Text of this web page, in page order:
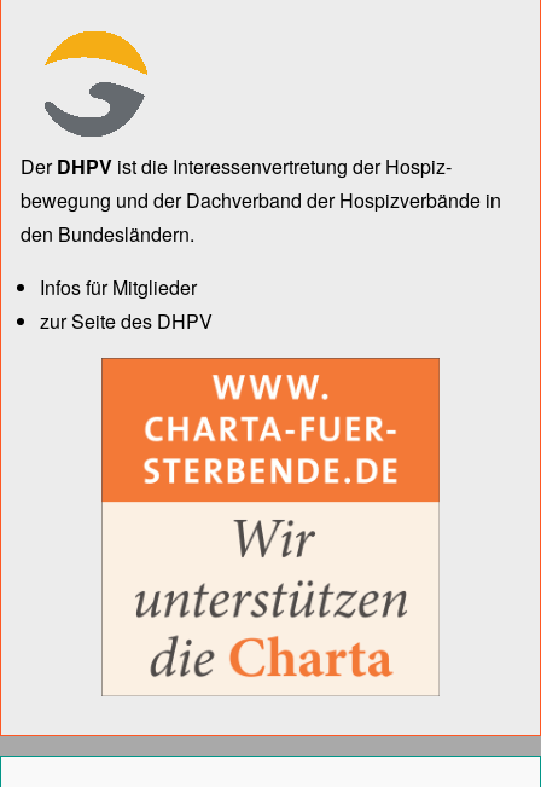
DerDHPV ist die Inter­essen­ver­tre­tung der Hospiz­
bewegung und der Dach­verband der Hospiz­verbände in
den Bun­des­län­dern.
Infos für Mitglieder
zur Seite des DHPV